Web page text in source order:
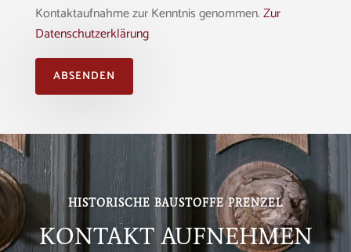
Kontaktaufnahme zur Kenntnis genommen.Zur
Datenschutzerklärung
ABSENDEN
HISTORISCHE BAUSTOFFE PRENZEL
KONTAKT AUFNEHMEN